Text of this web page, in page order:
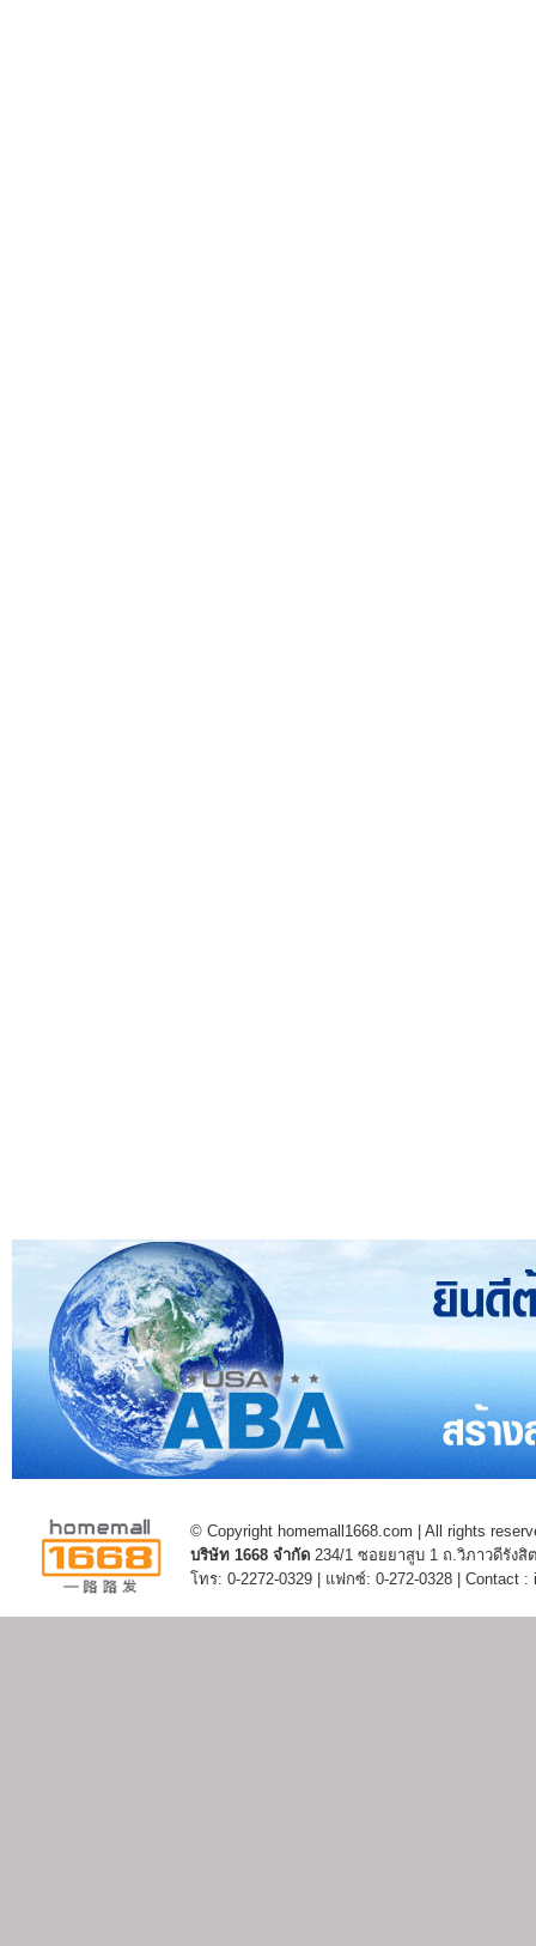
© Copyright homemall1668.com | All rights
บริษัท 1668 จำกัด 234/1 ซอยยาสูบ 1 ถ.วิภาวดีรัง
โทร: 0-2272-0329 | แฟกซ์: 0-272-0328 | Contact